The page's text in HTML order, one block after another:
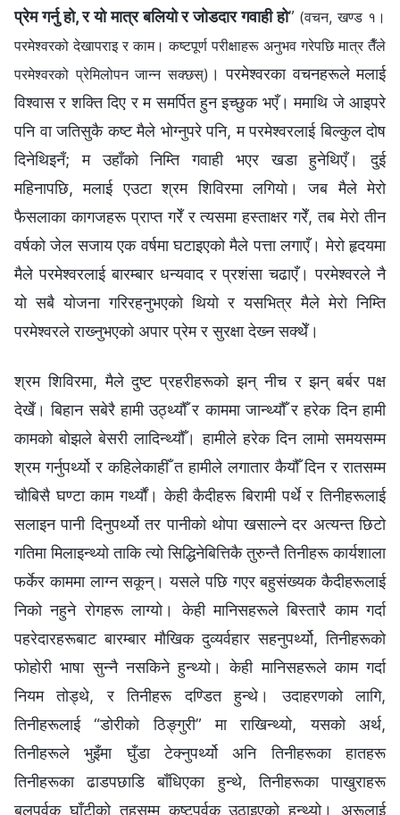
प्रेम गर्नु हो, र यो मात्र बलियो र जोडदार गवाही हो” (वचन, खण्ड १।
परमेश्‍वरको देखापराइ र काम। कष्टपूर्ण परीक्षाहरू अनुभव गरेपछि मात्र तैँले
परमेश्‍वरको प्रेमिलोपन जान्न सक्छस्) । परमेश्‍वरका वचनहरूले मलाई
विश्‍वास र शक्ति दिए र म समर्पित हुन इच्छुक भएँ। ममाथि जे आइपरे
पनि वा जतिसुकै कष्ट मैले भोग्‍नुपरे पनि, म परमेश्‍वरलाई बिल्कुल दोष
दिनेथिइनँ; म उहाँको निम्ति गवाही भएर खडा हुनेथिएँ। दुई
महिनापछि, मलाई एउटा श्रम शिविरमा लगियो। जब मैले मेरो
फैसलाका कागजहरू प्राप्त गरेँ र त्यसमा हस्ताक्षर गरेँ, तब मेरो तीन
वर्षको जेल सजाय एक वर्षमा घटाइएको मैले पत्ता लगाएँ। मेरो हृदयमा
मैले परमेश्‍वरलाई बारम्बार धन्यवाद र प्रशंसा चढाएँ। परमेश्‍वरले नै
यो सबै योजना गरिरहनुभएको थियो र यसभित्र मैले मेरो निम्ति
परमेश्‍वरले राख्‍नुभएको अपार प्रेम र सुरक्षा देख्‍न सक्थेँ।
श्रम शिविरमा, मैले दुष्ट प्रहरीहरूको झन् नीच र झन् बर्बर पक्ष
देखेँ। बिहान सबेरै हामी उठ्थ्यौँ र काममा जान्थ्यौँ र हरेक दिन हामी
कामको बोझले बेसरी लादिन्थ्यौँ। हामीले हरेक दिन लामो समयसम्म
श्रम गर्नुपर्थ्यो र कहिलेकाहीँ त हामीले लगातार कैयौँ दिन र रातसम्म
चौबिसै घण्टा काम गर्थ्यौं। केही कैदीहरू बिरामी पर्थे र तिनीहरूलाई
सलाइन पानी दिनुपर्थ्यो तर पानीको थोपा खसाल्ने दर अत्यन्त छिटो
गतिमा मिलाइन्थ्यो ताकि त्यो सिद्धिनेबित्तिकै तुरुन्तै तिनीहरू कार्यशाला
फर्केर काममा लाग्‍न सकून्। यसले पछि गएर बहुसंख्यक कैदीहरूलाई
निको नहुने रोगहरू लाग्यो। केही मानिसहरूले बिस्तारै काम गर्दा
पहरेदारहरूबाट बारम्बार मौखिक दुव्यर्वहार सहनुपर्थ्यो, तिनीहरूको
फोहोरी भाषा सुन्‍नै नसकिने हुन्थ्यो। केही मानिसहरूले काम गर्दा
नियम तोड्थे, र तिनीहरू दण्डित हुन्थे। उदाहरणको लागि,
तिनीहरूलाई “डोरीको ठिङ्गुरी” मा राखिन्थ्यो, यसको अर्थ,
तिनीहरूले भुइँमा घुँडा टेक्‍नुपर्थ्यो अनि तिनीहरूका हातहरू
तिनीहरूका ढाडपछाडि बाँधिएका हुन्थे, तिनीहरूका पाखुराहरू
बलपूर्वक घाँटीको तहसम्म कष्टपूर्वक उठाइएको हुन्थ्यो। अरूलाई